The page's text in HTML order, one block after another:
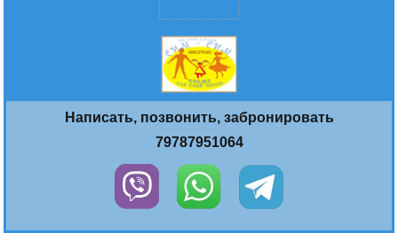
Написать, позвонить, забронировать
79787951064